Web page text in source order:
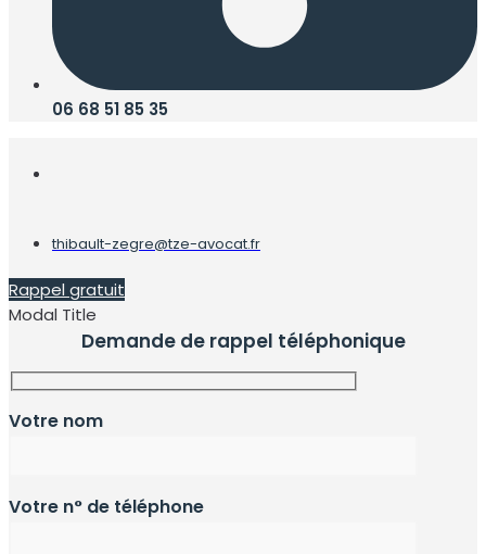
06 68 51 85 35
thibault-zegre@tze-avocat.fr
Rappel gratuit
Modal Title
Demande de rappel téléphonique
Votre nom
Votre n° de téléphone